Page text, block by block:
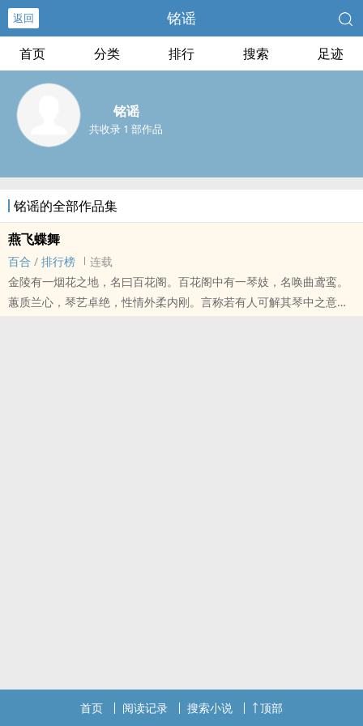
返回 铭谣
首页 分类 排行 搜索 足迹
铭谣
共收录 1 部作品
铭谣的全部作品集
燕飞蝶舞
百合 / 排行榜
连载
金陵有一烟花之地，名曰百花阁。百花阁中有一琴妓，名唤曲鸢鸾。
蕙质兰心，琴艺卓绝，性情外柔内刚。言称若有人可解其琴中之意便
首页 阅读记录 搜索小说 顶部